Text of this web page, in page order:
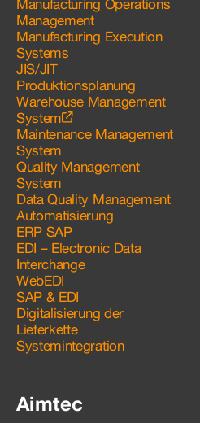
Manufacturing Operations
Management
Manufacturing Execution
Systems
JIS/JIT
Produktionsplanung
Warehouse Management
System
Maintenance Management
System
Quality Management
System
Data Quality Management
Automatisierung
ERP SAP
EDI – Electronic Data
Interchange
WebEDI
SAP & EDI
Digitalisierung der
Lieferkette
Systemintegration
Aimtec